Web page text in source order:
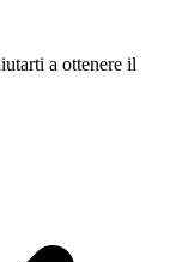
a ottenere il